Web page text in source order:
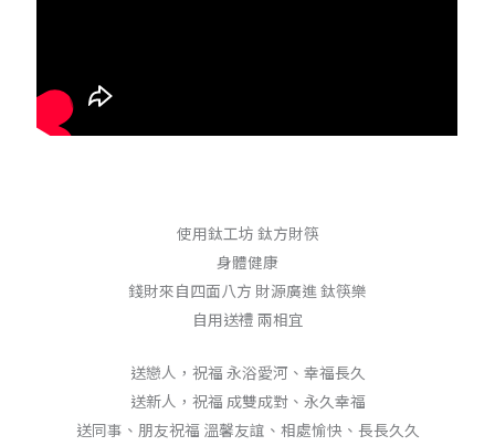
使用鈦工坊 鈦方財筷
身體健康
錢財來自四面八方 財源廣進 鈦筷樂
自用送禮 兩相宜
送戀人，祝福 永浴愛河、幸福長久
送新人，祝福 成雙成對、永久幸福
送同事、朋友祝福 溫馨友誼、相處愉快、長長久久